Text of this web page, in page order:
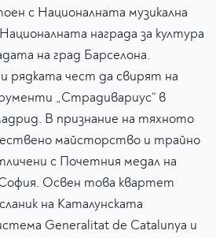
с Националната музикална
награда за култура
на град Барселона.
рядката чест да свирят на
„Страдивариус“ в
В признание на тяхното
майсторство и трайно
с Почетния медал на
София. Освен това квартет
на Каталунската
Generalitat de Catalunya и